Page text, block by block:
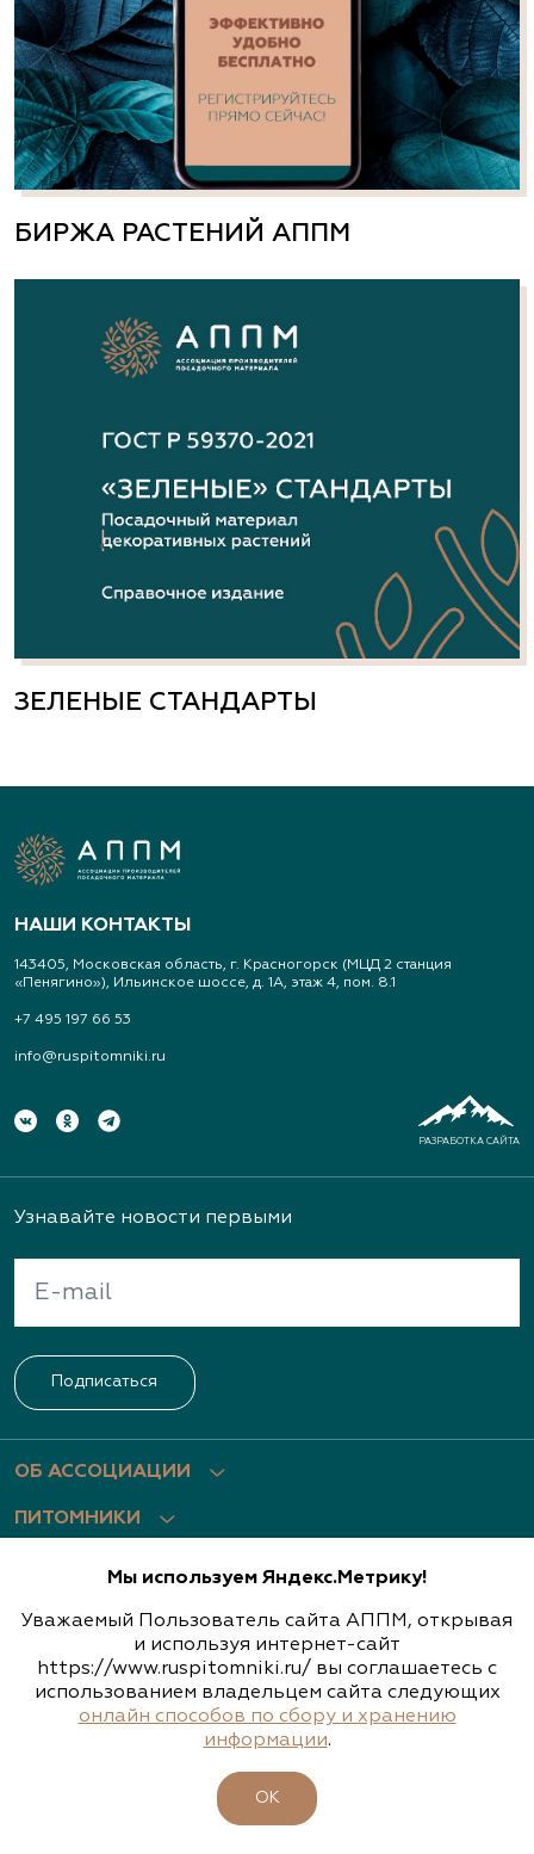
БИРЖА РАСТЕНИЙ АППМ
ЗЕЛЕНЫЕ СТАНДАРТЫ
НАШИ КОНТАКТЫ
143405, Московская область, г. Красногорск (МЦД 2 станция
«Пенягино»), Ильинское шоссе, д. 1А, этаж 4, пом. 8.1
+7 495 197 66 53
info@ruspitomniki.ru
РАЗРАБОТКА САЙТА
ОБ АССОЦИАЦИИ
ПИТОМНИКИ
БИЗНЕС-ШКОЛА
КЛУБ ЗЕЛЕНЫХ ПУТЕШЕСТВИЙ
МЕРОПРИЯТИЯ ЗЕЛЕНОЙ ОТРАСЛИ
ЧЛЕНАМ АССОЦИАЦИИ
Узнавайте новости первыми
Подписаться
Мы используем Яндекс.Метрику!
Уважаемый Пользователь сайта АППМ, открывая
и используя интернет-сайт
https://www.ruspitomniki.ru/ вы соглашаетесь с
использованием владельцем сайта следующих
онлайн способов по сбору и хранению
информации.
ОК